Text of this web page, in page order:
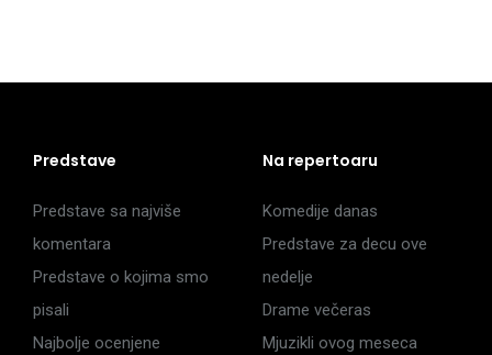
Predstave
Predstave sa najviše
komentara
Predstave o kojima smo
pisali
Najbolje ocenjene
Na repertoaru
Komedije danas
Predstave za decu ove
nedelje
Drame večeras
Mjuzikli ovog meseca